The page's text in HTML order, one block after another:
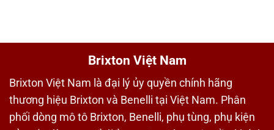
Brixton Việt Nam
Brixton Việt Nam là đại lý ủy quyền chính hãng
thương hiệu Brixton và Benelli tại Việt Nam. Phân
phối dòng mô tô Brixton, Benelli, phụ tùng, phụ kiện